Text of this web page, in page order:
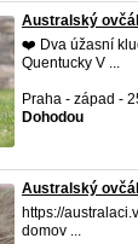
Australský
❤️ Dva úžasní
Quentucky V ...
Praha - západ -
Dohodou
Australský
https://
domov ...